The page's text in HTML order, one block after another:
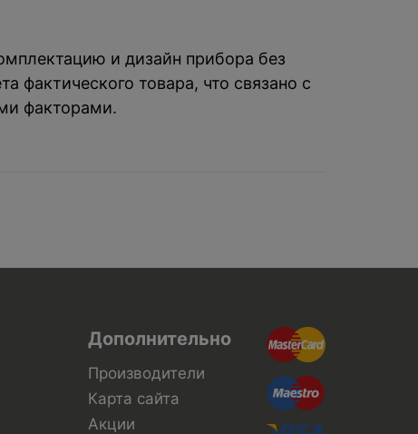
и дизайн прибора без
фактического товара, что связано с
факторами.
Дополнительно
Производители
Карта сайта
Акции